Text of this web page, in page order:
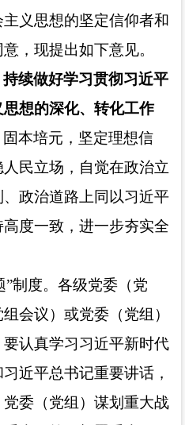
义思想的坚定信仰者和
，现提出如下意见。
续做好学习贯彻习近平
想的深化、转化工作
本培元，坚定理想信
民立场，自觉在政治立
政治道路上同以习近平
度一致，进一步夯实全
”制度。各级党委（党
会议）或党委（党组）
认真学习习近平新时代
近平总书记重要讲话，
委（党组）谋划重大战